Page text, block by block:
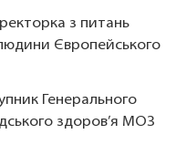
з питань
Європейського
Генерального
здоров’я МОЗ